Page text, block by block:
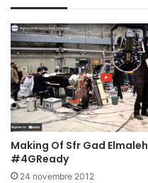
Making Of Sfr Gad Elmaleh
#4GReady
24 novembre 2012